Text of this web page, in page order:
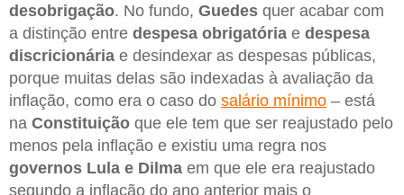
desobrigação. No fundo, Guedes quer acabar com
a distinção entre despesa obrigatória e despesa
discricionária e desindexar as despesas públicas,
porque muitas delas são indexadas à avaliação da
inflação, como era o caso do salário mínimo – está
na Constituição que ele tem que ser reajustado pelo
menos pela inflação e existiu uma regra nos
governos Lula e Dilma em que ele era reajustado
segundo a inflação do ano anterior mais o